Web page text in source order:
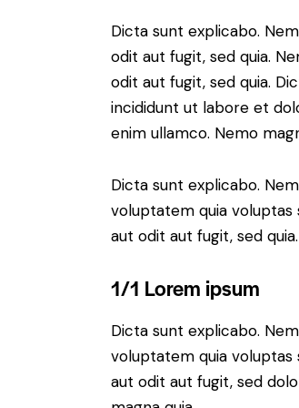
Dicta sunt explicabo.
odit aut fugit, sed quia.
odit aut fugit, sed quia.
incididunt ut labore et
enim ullamco. Nemo
Dicta sunt explicabo.
voluptatem quia voluptas
aut odit aut fugit, sed quia.
1/1 Lorem ipsum
Dicta sunt explicabo.
voluptatem quia voluptas
aut odit aut fugit, sed